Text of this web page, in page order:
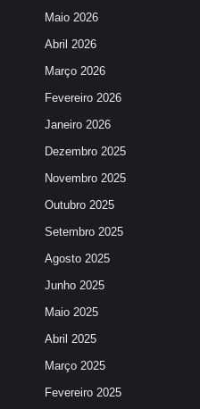
Maio 2026
Abril 2026
Março 2026
Fevereiro 2026
Janeiro 2026
Dezembro 2025
Novembro 2025
Outubro 2025
Setembro 2025
Agosto 2025
Junho 2025
Maio 2025
Abril 2025
Março 2025
Fevereiro 2025